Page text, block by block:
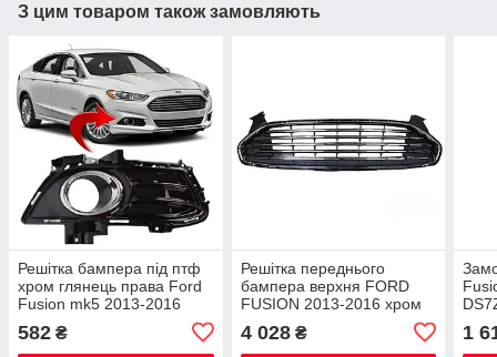
З цим товаром також замовляють
Решітка бампера під птф
хром глянець права Ford
Fusion mk5 2013-2016
582 ₴
Решітка переднього
бампера верхня FORD
FUSION 2013-2016 хром
4 028₴ 1